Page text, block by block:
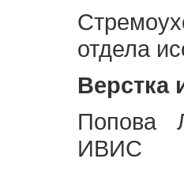
отдела
Верстка
Попова
ИВИС